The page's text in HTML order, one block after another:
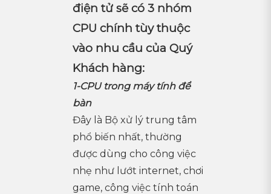
điện tử sẽ có 3 nhóm
CPU chính tùy thuộc
vào nhu cầu của Quý
Khách hàng:
1-CPU trong máy tính để
bàn
Đây là Bộ xử lý trung tâm
phổ biến nhất, thường
được dùng cho công việc
nhẹ như lướt internet, chơi
game, công việc tính toán